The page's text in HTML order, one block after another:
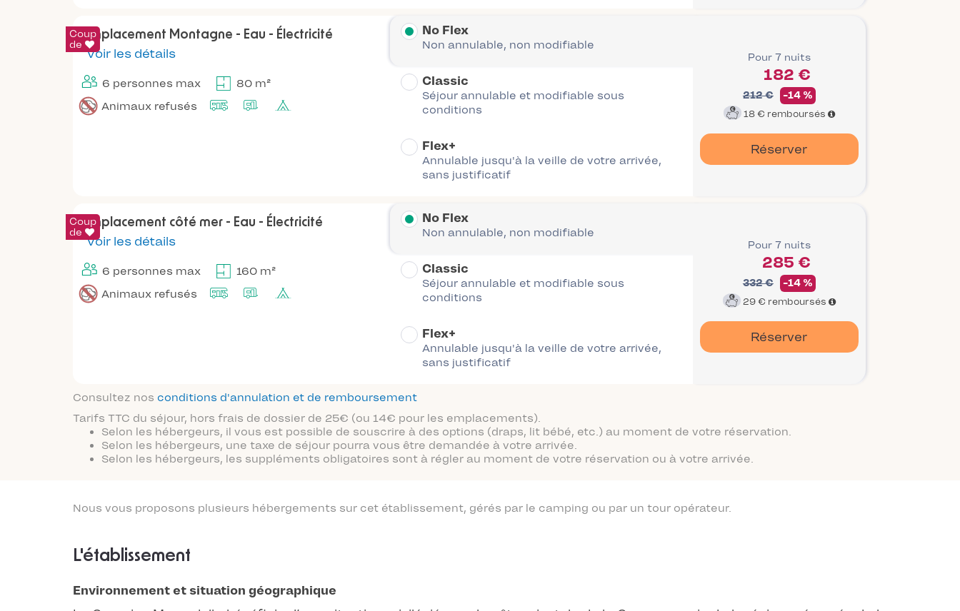
Coup
de
Emplacement Montagne - Eau - Électricité
Voir les détails
6 personnes max
80 m²
Animaux refusés
No Flex
Non annulable, non modifiable
Classic
Séjour annulable et modifiable sous
conditions
Flex+
Annulable jusqu'à la veille de votre arrivée,
sans justificatif
Pour 7 nuits
182 €
212 € -14 %
18 € remboursés
Réserver
Coup
de
Emplacement côté mer - Eau - Électricité
Voir les détails
6 personnes max
160 m²
Animaux refusés
No Flex
Non annulable, non modifiable
Classic
Séjour annulable et modifiable sous
conditions
Flex+
Annulable jusqu'à la veille de votre arrivée,
sans justificatif
Pour 7 nuits
285 €
332 € -14 %
29 € remboursés
Réserver
Consultez nos conditions d'annulation et de remboursement
Tarifs TTC du séjour, hors frais de dossier de 25€ (ou 14€ pour les emplacements).
Selon les hébergeurs, il vous est possible de souscrire à des options (draps, lit bébé, etc.) au moment de votre réservation.
Selon les hébergeurs, une taxe de séjour pourra vous être demandée à votre arrivée.
Selon les hébergeurs, les suppléments obligatoires sont à régler au moment de votre réservation ou à votre arrivée.
Nous vous proposons plusieurs hébergements sur cet établissement, gérés par le camping ou par un tour opérateur.
L'établissement
Environnement et situation géographique